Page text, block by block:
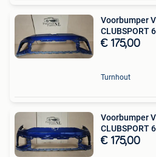
Voorbumper
CLUBSPORT
€ 175,00
Turnhout
Voorbumper
CLUBSPORT
€ 175,00